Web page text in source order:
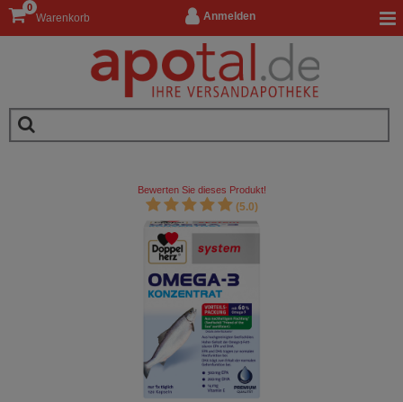
Anmelden
Warenkorb
0
Bewerten Sie dieses Produkt!
(5.0)